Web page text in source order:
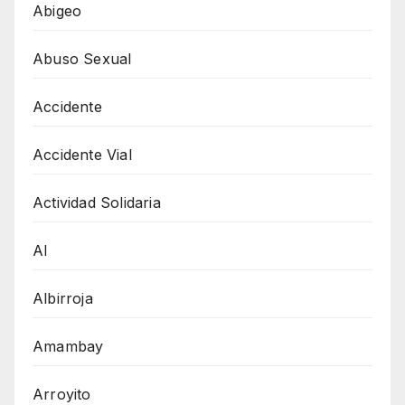
Abigeo
Abuso Sexual
Accidente
Accidente Vial
Actividad Solidaria
AI
Albirroja
Amambay
Arroyito